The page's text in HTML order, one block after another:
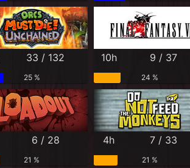
33 / 132
25 %
10h 9 / 37
24 %
6 / 28
21 %
4h 7 / 33
21 %